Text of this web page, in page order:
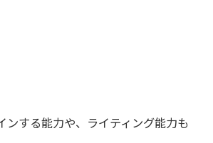
ンする能力や、ライティング能力も